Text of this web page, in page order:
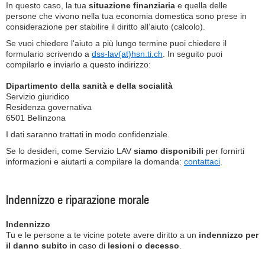
In questo caso, la tua situazione finanziaria e quella delle
persone che vivono nella tua economia domestica sono prese in
considerazione per stabilire il diritto all’aiuto (calcolo).
Se vuoi chiedere l'aiuto a più lungo termine puoi chiedere il
formulario scrivendo a dss-lav(at)hsn.ti.ch . In seguito puoi
compilarlo e inviarlo a questo indirizzo:
Dipartimento della sanità e della socialità
Servizio giuridico
Residenza governativa
6501 Bellinzona
I dati saranno trattati in modo confidenziale.
Se lo desideri, come Servizio LAV siamo disponibili per fornirti
informazioni e aiutarti a compilare la domanda: contattaci
Indennizzo e riparazione morale
Indennizzo
Tu e le persone a te vicine potete avere diritto a un indennizzo per
il danno subito in caso di lesioni o decesso